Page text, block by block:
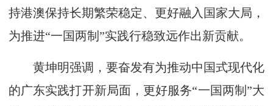
持港澳保持长期繁荣稳定、更好融入国家大局，
为推进“一国两制”实践行稳致远作出新贡献。
黄坤明强调，要奋发有为推动中国式现代化
的广东实践打开新局面，更好服务“一国两制”大